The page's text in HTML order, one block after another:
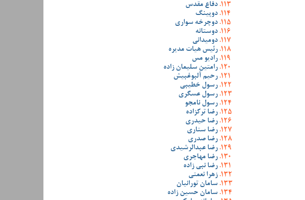
دفاع مقدس
دوپینگ
دوچرخه سواری
دوستانه
دومیدانی
رئیس هیات مدیره
رادیو مس
رامتین سلیمان زاده
رحیم آلبوغبیش
رسول خطیبی
رسول عسگری
رسول نامجو
رضا ترکزاده
رضا حیدری
رضا ستاری
رضا صدری
رضا عبدالرشیدی
رضا مهاجری
رضا نبی زاده
زهرا نعمتی
سامان تورانیان
سامان حسین زاده